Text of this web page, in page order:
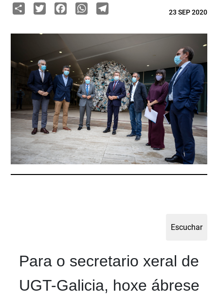
ShareTwitterFacebook
WhatsApp
Telegram23 SEP 2020
Para o secretario xeral de
UGT-Galicia, hoxe ábrese